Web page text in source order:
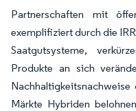
Partnerschaften mit
exemplifiziert durch die
Saatgutsysteme,
Produkte an sich
Märkte Hybriden